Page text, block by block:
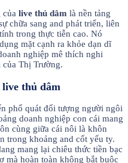
của live thủ dâm là nền tảng
chữa sang and phát triển, liên
trong thực tiễn cao. Nó
mặt cạnh ra khỏe dạn dĩ
nghiệp mê thích nghi
Thị Trường.
thủ dâm
phổ quát đối tượng người ngôi
doanh nghiệp con cái mang
cùng giữa cái nôi là khôn
trong khoảng and cốt yếu ty.
mang lại chiêu thức tiền bạc
mà hoàn toàn không bắt buộc